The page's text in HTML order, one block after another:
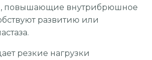
повышающие внутрибрюшное
развитию или
резкие нагрузки